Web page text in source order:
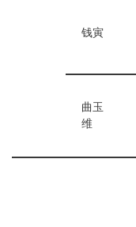
钱寅
曲玉
维